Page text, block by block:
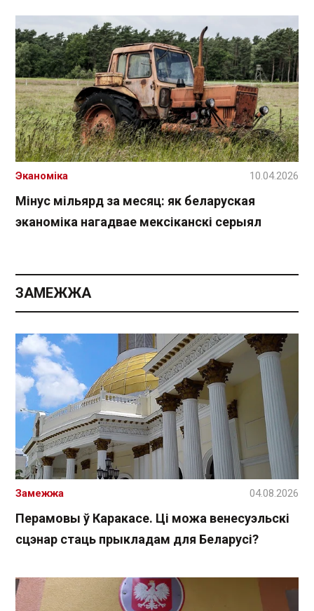
Мінус мільярд за месяц: як беларуская
эканоміка нагадвае мексіканскі серыял
Эканоміка 10.04.2026
ЗАМЕЖЖА
Перамовы ў Каракасе. Ці можа венесуэльскі
сцэнар стаць прыкладам для Беларусі?
Замежжа 04.08.2026